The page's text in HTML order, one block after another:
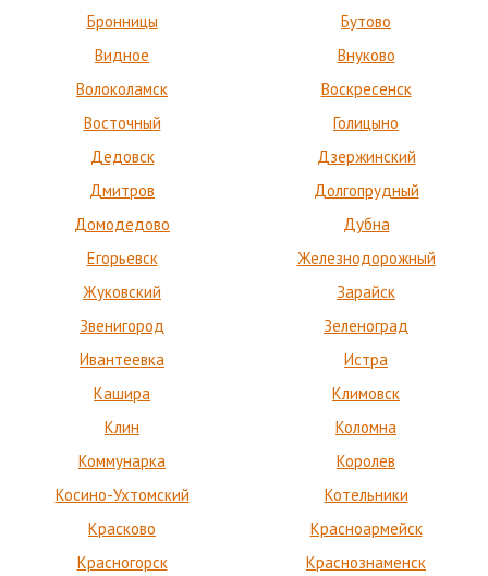
Бронницы
Бутово
Видное
Внуково
Волоколамск
Воскресенск
Восточный
Голицыно
Дедовск
Дзержинский
Дмитров
Долгопрудный
Домодедово
Дубна
Егорьевск
Железнодорожный
Жуковский
Зарайск
Звенигород
Зеленоград
Ивантеевка
Истра
Кашира
Климовск
Клин
Коломна
Коммунарка
Королев
Косино-Ухтомский
Котельники
Красково
Красноармейск
Красногорск
Краснознаменск